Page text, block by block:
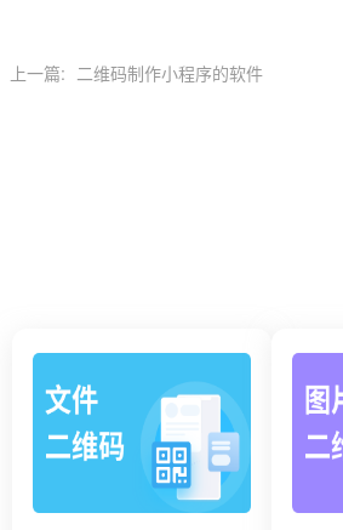
上一篇: 二维码制作小程序的软件